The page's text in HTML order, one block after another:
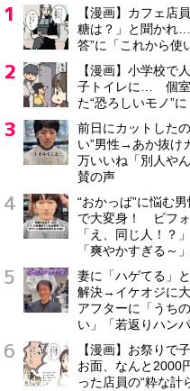
【漫画】カフェ店
糖は？」と聞かれ
答”に「これから使
【漫画】小学校で
子トイレに… 個室
た“恐ろしいモノ”に
前日にカットした
い”男性→あか抜
万いいね「別人や
賛の声
“おかっぱ”に悩む
で大変身！ ビフ
「え、同じ人！？
「爽やかすぎる～
妻に「ハゲてる」
解決→イケオジに
アフターに「うち
い」「若返りハンパ
【漫画】お祭りで
お面、なんと
った店員の“粋な計